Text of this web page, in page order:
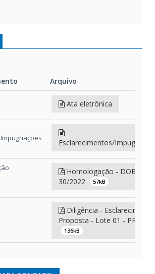
Arquivo
Ata eletrônica
Esclarecimentos/
Homologação - DOE - PE
30/2022
57kB
Diligência - Esclarecimento
Proposta - Lote 01 - PROAV
136kB
PE 30/2022